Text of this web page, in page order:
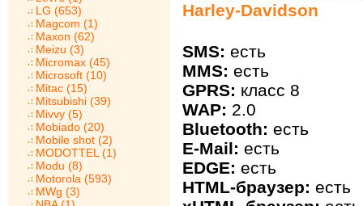
LG (653)
Magcom (1)
Maxon (62)
Meizu (3)
Micromax (45)
Microsoft (10)
Mitac (15)
Mitsubishi (39)
Mivvy (5)
Mobiado (20)
Mobile shot (2)
MODOTTEL (1)
Modu (8)
Motorola (593)
MWg (3)
Harley-Davidson
SMS: есть
MMS: есть
GPRS: класс 8
WAP: 2.0
Bluetooth: есть
E-Mail: есть
EDGE: есть
HTML-браузер: есть